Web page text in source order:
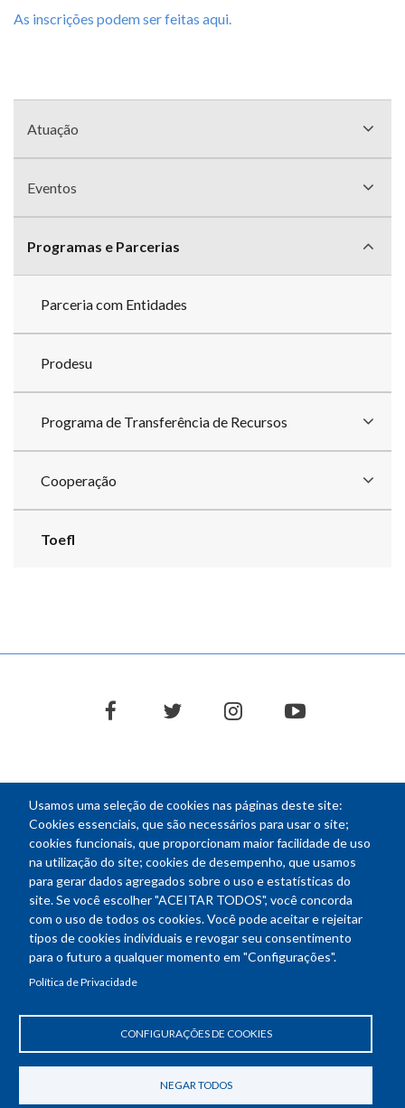
Usamos uma seleção de cookies nas páginas deste site:
Cookies essenciais, que são necessários para usar o site;
cookies funcionais, que proporcionam maior facilidade de uso
na utilização do site; cookies de desempenho, que usamos
para gerar dados agregados sobre o uso e estatísticas do
site. Se você escolher "ACEITAR TODOS", você concorda
com o uso de todos os cookies. Você pode aceitar e rejeitar
tipos de cookies individuais e revogar seu consentimento
para o futuro a qualquer momento em "Configurações".
Política de Privacidade
CONFIGURAÇÕES DE COOKIES
NEGAR TODOS
As inscrições podem ser feitas aqui.
semAtuação
Eventos
Programas e Parcerias
Parceria com Entidades
Prodesu
Programa de Transferência de Recursos
Cooperação
Toefl
facebooktwitter instagramyoutube
NEWSLETTER
Endereço: SEPN 508, Bloco A
70740-541 - Brasília-DF
Horário de funcionamento: das 8h30 às 18h30
Política de Privacidade
Revogar consentimento de cookies